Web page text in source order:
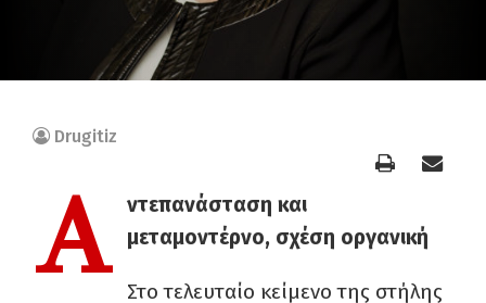
Drugitiz
Α
ντεπανάσταση και
μεταμοντέρνο, σχέση οργανική
Στο τελευταίο κείμενο της στήλης